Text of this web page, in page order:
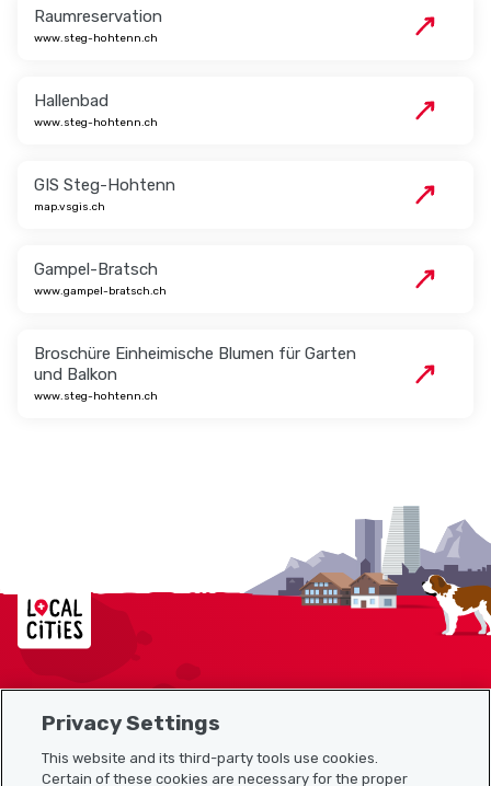
Raumreservation
www.steg-hohtenn.ch
Hallenbad
www.steg-hohtenn.ch
GIS Steg-Hohtenn
map.vsgis.ch
Gampel-Bratsch
www.gampel-bratsch.ch
Broschüre Einheimische Blumen für Garten
und Balkon
www.steg-hohtenn.ch
Localcities
Sitemap
Useful links
Privacy Settings
This website and its third-party tools use cookies.
Certain of these cookies are necessary for the proper